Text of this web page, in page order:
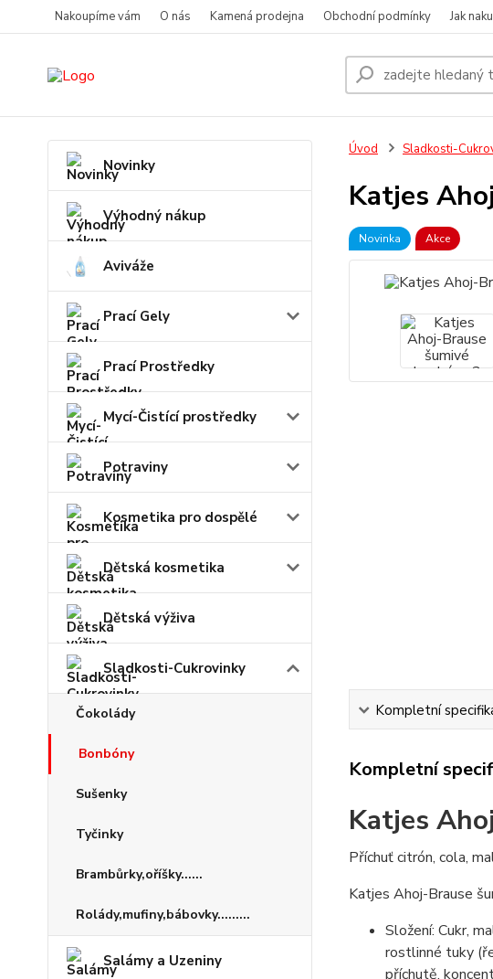
Nakoupíme vám O nás Kamená prodejna Obchodní podmínky Jak
Novinky
Výhodný nákup
Aviváže
Prací Gely
Prací Prostředky
Mycí-Čistící prostředky
Potraviny
Kosmetika pro dospělé
Dětská kosmetika
Dětská výživa
Sladkosti-Cukrovinky
Čokolády
Bonbóny
Sušenky
Tyčinky
Brambůrky,oříšky......
Rolády,mufiny,bábovky.........
Salámy a Uzeniny
Úvod Sladkosti-
Katjes
Novinka Akce
Kompletní
Kompletní
Katjes
Příchuť citrón, cola,
Katjes Ahoj-Brause
Složení: Cukr,
rostlinné tuky
příchutě,